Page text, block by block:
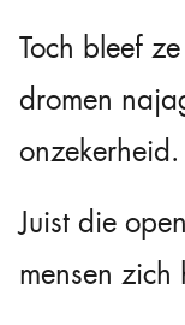
Toch bleef
dromen
onzekerheid.
Juist die
mensen